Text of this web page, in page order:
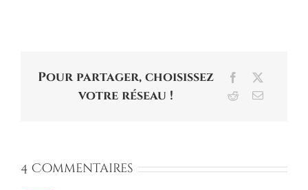
Pour partager, choisissez
votre réseau !
Facebook
RedditEmail
4 Commentaires